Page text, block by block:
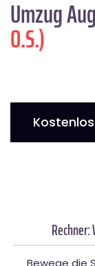
Umzug
O.S.)
Bewege die